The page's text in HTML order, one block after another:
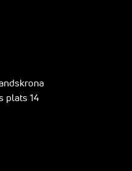
plats 14